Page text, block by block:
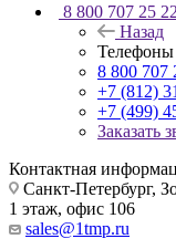
8 800 707 25 22
Назад
Телефоны
8 800 707
+7 (812)
+7 (499)
Заказать
Контактная
Санкт-Петербург,
1 этаж, офис 106
sales@1tmp.ru